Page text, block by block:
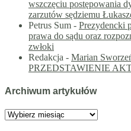
wszczęciu postępowania
zarzutów sędziemu
Petrus Sum - Prezydencki
prawa do sądu oraz
zwłoki
Redakcja - Marian
PRZEDSTAWIENIE
Archiwum artykułów
Archiwum